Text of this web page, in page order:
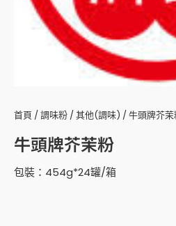
首頁 /調味粉 /其他(調味) / 牛頭牌芥
牛頭牌芥茉粉
包裝：454g*24罐/箱